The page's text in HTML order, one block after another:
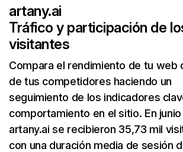
artany.ai
Tráfico y participación de
visitantes
Compara el rendimiento de tu web
de tus competidores haciendo un
seguimiento de los indicadores
comportamiento en el sitio. En junio
artany.ai se recibieron 35,73 mil
con una duración media de sesión